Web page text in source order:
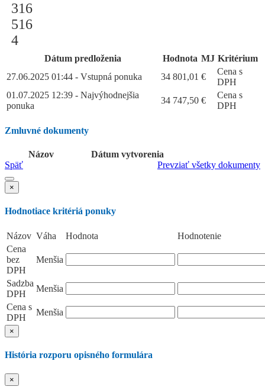
316
516
4
Dátum predloženia Hodnota MJ Kritérium
27.06.2025 01:44 - Vstupná ponuka
34 801,01 €
Cena s
DPH
01.07.2025 12:39 - Najvýhodnejšia
ponuka
34 747,50 €
Cena s
DPH
Zmluvné dokumenty
Názov
Dátum vytvorenia
Prevziať všetky dokumenty
Späť
×
Hodnotiace kritériá ponuky
Názov Váha Hodnota
Hodnotenie
Cena
bez
DPH
Menšia
Sadzba
DPH
Menšia
Cena s
DPH
Menšia
×
História rozporu opisného formulára
×